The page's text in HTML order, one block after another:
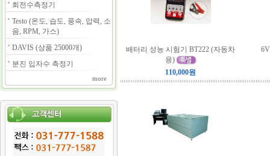
회전수측정기
Testo (온도, 습도, 풍속, 압력, 소
음, RPM, 가스)
DAVIS (상품 25000개)
분진 입자수 측정기
more
배터리 성능 시험기 BT222 (자동차
용)
110,000원